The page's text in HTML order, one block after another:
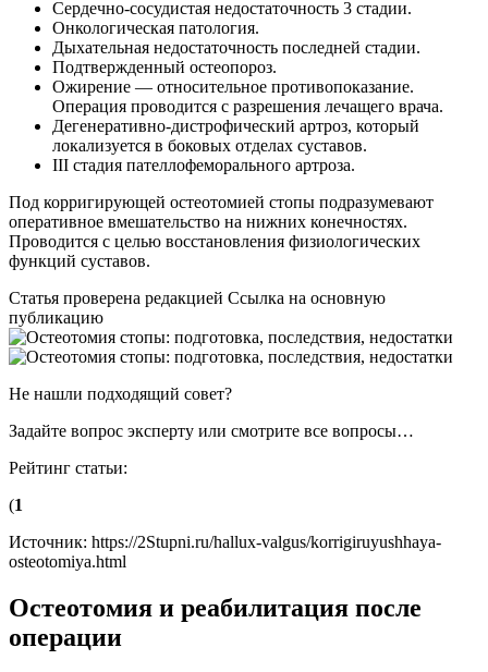
Сердечно-сосудистая недостаточность 3 стадии.
Онкологическая патология.
Дыхательная недостаточность последней стадии.
Подтвержденный остеопороз.
Ожирение — относительное противопоказание.
Операция проводится с разрешения лечащего врача.
Дегенеративно-дистрофический артроз, который
локализуется в боковых отделах суставов.
III стадия пателлофеморального артроза.
Под корригирующей остеотомией стопы подразумевают
оперативное вмешательство на нижних конечностях.
Проводится с целью восстановления физиологических
функций суставов.
Статья проверена редакцией Ссылка на основную
публикацию
Не нашли подходящий совет?
Задайте вопрос эксперту или смотрите все вопросы…
Рейтинг статьи:
(1
Источник: https://2Stupni.ru/hallux-valgus/korrigiruyushhaya-
osteotomiya.html
Остеотомия и реабилитация после
операции